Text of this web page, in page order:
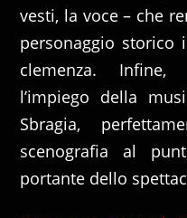
vesti, la voce – che
personaggio storico
clemenza.
l’impiego della
Sbragia,
scenografia al
portante dello